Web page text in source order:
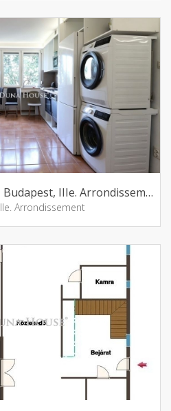
Appartement Á vendre, Budapest, IIIe. Arrondissement
Arrondissement